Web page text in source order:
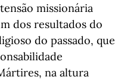
missionária
dos resultados do
do passado, que
na altura